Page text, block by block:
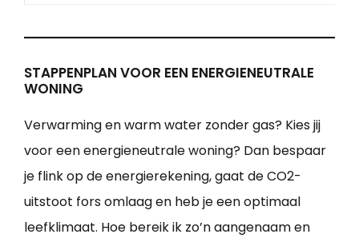
STAPPENPLAN VOOR EEN ENERGIENEUTRALE
WONING
Verwarming en warm water zonder gas? Kies jij
voor een energieneutrale woning? Dan bespaar
je flink op de energierekening, gaat de CO2-
uitstoot fors omlaag en heb je een optimaal
leefklimaat. Hoe bereik ik zo’n aangenaam en